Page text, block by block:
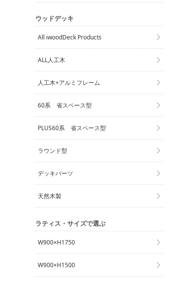
ウッドデッキ
All iwoodDeck Products
ALL人工木
人工木+アルミフレーム
60系 省スペース型
PLUS60系 省スペース型
ラウンド型
デッキパーツ
天然木製
ラティス・サイズで選ぶ
W900×H1750
W900×H1500